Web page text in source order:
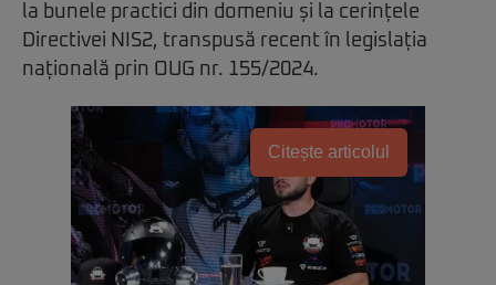
la bunele practici din domeniu și la cerințele
Directivei NIS2, transpusă recent în legislația
națională prin OUG nr. 155/2024.
Citește articolul